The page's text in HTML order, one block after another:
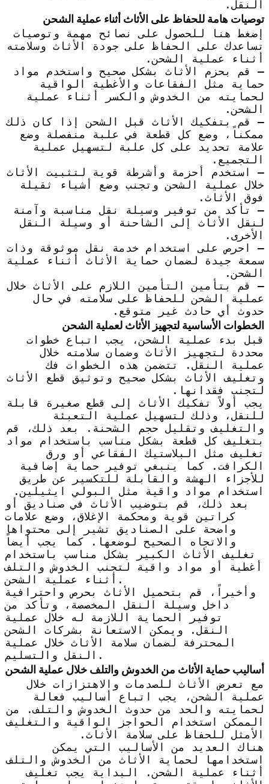
النقل.
توصيات هامة للحفاظ على الأثاث أثناء عملية الشحن
إضغط هنا للحصول على نصائح مهمة وتوصيات
تساعدك على الحفاظ على جودة الأثاث وسلامته
أثناء عملية الشحن.
– قم بحزم الأثاث بشكل صحيح واستخدم مواد
حماية مثل الفقاعات والأغطية الواقية
لحمايته من الخدوش والكسر أثناء عملية
الشحن.
– قم بتفكيك الأثاث قبل الشحن إذا كان ذلك
ممكناً، وضع كل قطعة في علبة منفصلة وضع
علامة تحديد على كل علبة لتسهيل عملية
التجميع.
– استخدم أحزمة وأشرطة قوية لتثبيت الأثاث
خلال عملية الشحن وتجنب وضع أشياء ثقيلة
فوق الأثاث.
– تأكد من توفير وسيلة نقل مناسبة وآمنة
لنقل الأثاث إلى الشاحنة أو وسيلة النقل
الأخرى.
– احرص على استخدام خدمة نقل موثوقة وذات
سمعة جيدة لضمان حماية الأثاث أثناء عملية
الشحن.
– قم بتأمين التأمين اللازم على الأثاث خلال
عملية الشحن للحفاظ على سلامته في حال
حدوث أي حادث غير متوقع.
الخطوات الأساسية لتجهيز الأثاث لعملية الشحن
قبل بدء عملية الشحن، يجب اتباع خطوات
محددة لتجهيز الأثاث وضمان سلامته خلال
عملية النقل. تتضمن هذه الخطوات فك
وتغليف الأثاث بشكل صحيح وتوثيق قطع الأثاث
لتجنب فقدانها.
يجب أولاً تفكيك الأثاث إلى قطع صغيرة قابلة
للنقل، وذلك لتسهيل عملية التعبئة
والتغليف وتقليل حجم الشحنة. بعد ذلك، قم
بتغليف كل قطعة بشكل مناسب باستخدام مواد
تغليف مثل البلاستيك الفقاعي أو ورق
الكرافت. كما ينبغي توفير حماية إضافية
للأجزاء الهشة والقابلة للتكسير عن طريق
استخدام مواد واقية مثل البولي ايثيلين.
بعد ذلك، قم بتوضيب الأثاث في صناديق أو
كراتين قوية ومحكمة الإغلاق، وضع علامات
واضحة على الصناديق تشير إلى محتواها
والاتجاه الصحيح لوضعها. كما يجب أيضاً
تغليف الأثاث الكبير بشكل مناسب باستخدام
أغطية أو مواد واقية لتجنب الخدوش والتلف
أثناء عملية الشحن.
وأخيراً، قم بتحميل الأثاث بحرص واحترافية
داخل وسيلة النقل المخصصة، وتأكد من
توفير الحماية اللازمة له خلال عملية
النقل. ويمكن الاستعانة بشركات الشحن
المحترفة لضمان سلامة الأثاث خلال عملية
النقل والتسليم.
أساليب حماية الأثاث من الخدوش والتلف خلال عملية الشحن
مع تعرض الأثاث للصدمات والاهتزازات خلال
عملية الشحن، يجب اتباع أساليب فعالة
لحمايته والحد من حدوث الخدوش والتلف. من
الممكن استخدام الحواجز الواقية والتغليف
الأمثل للحفاظ على سلامة الأثاث.
هناك العديد من الأساليب التي يمكن
استخدامها لحماية الأثاث من الخدوش والتلف
أثناء عملية الشحن. البداية يجب تغليف